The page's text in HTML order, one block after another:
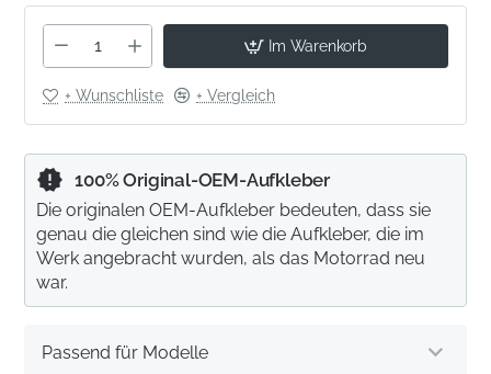
Im Warenkorb
+ Wunschliste + Vergleich
Passend für Modelle
100% Original-OEM-Aufkleber
Die originalen OEM-Aufkleber bedeuten, dass sie
genau die gleichen sind wie die Aufkleber, die im
Werk angebracht wurden, als das Motorrad neu
war.